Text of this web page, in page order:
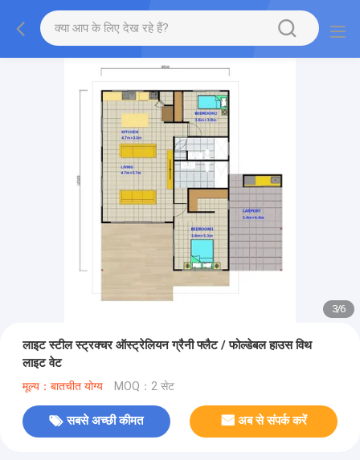
3/6
लाइट स्टील स्ट्रक्चर ऑस्ट्रेलियन ग्रैनी फ्लैट / फोल्डेबल हाउस विथ
लाइट वेट
मूल्य：बातचीत योग्य MOQ：2 सेट
सबसे अच्छी कीमत अब से संपर्क करें